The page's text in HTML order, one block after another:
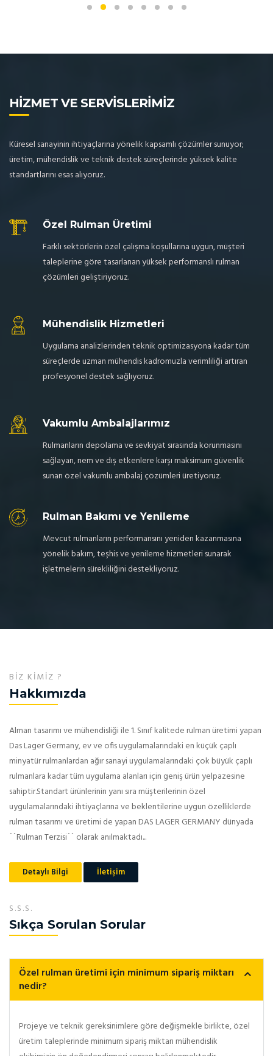
HİZMET VE SERVİSLERİMİZ
Küresel sanayinin ihtiyaçlarına yönelik kapsamlı çözümler sunuyor;
üretim, mühendislik ve teknik destek süreçlerinde yüksek kalite
standartlarını esas alıyoruz.
Özel Rulman Üretimi
Farklı sektörlerin özel çalışma koşullarına uygun, müşteri
taleplerine göre tasarlanan yüksek performanslı rulman
çözümleri geliştiriyoruz.
Mühendislik Hizmetleri
Uygulama analizlerinden teknik optimizasyona kadar tüm
süreçlerde uzman mühendis kadromuzla verimliliği artıran
profesyonel destek sağlıyoruz.
Vakumlu Ambalajlarımız
Rulmanların depolama ve sevkiyat sırasında korunmasını
sağlayan, nem ve dış etkenlere karşı maksimum güvenlik
sunan özel vakumlu ambalaj çözümleri üretiyoruz.
Rulman Bakımı ve Yenileme
Mevcut rulmanların performansını yeniden kazanmasına
yönelik bakım, teşhis ve yenileme hizmetleri sunarak
işletmelerin sürekliliğini destekliyoruz.
BIZ KIMIZ ?
Hakkımızda
Alman tasarımı ve mühendisliği ile 1. Sınıf kalitede rulman üretimi yapan
Das Lager Germany, ev ve ofis uygulamalarındaki en küçük çaplı
minyatür rulmanlardan ağır sanayi uygulamalarındaki çok büyük çaplı
rulmanlara kadar tüm uygulama alanları için geniş ürün yelpazesine
sahiptir.Standart ürünlerinin yanı sıra müşterilerinin özel
uygulamalarındaki ihtiyaçlarına ve beklentilerine uygun özelliklerde
rulman tasarımı ve üretimi de yapan DAS LAGER GERMANY dünyada
``Rulman Terzisi`` olarak anılmaktadı...
Detaylı Bilgi İletişim
S.S.S.
Sıkça Sorulan Sorular
Özel rulman üretimi için minimum sipariş miktarı
nedir?
Projeye ve teknik gereksinimlere göre değişmekle birlikte, özel
üretim taleplerinde minimum sipariş miktarı mühendislik